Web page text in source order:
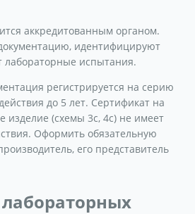
аккредитованным органом.
идентифицируют
лабораторные испытания.
регистрируется на серию
до 5 лет. Сертификат на
(схемы 3с, 4с) не имеет
Оформить обязательную
его представитель